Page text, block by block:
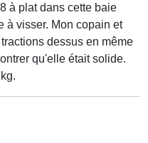
à plat dans cette baie
à visser. Mon copain et
dessus en même
qu'elle était solide.